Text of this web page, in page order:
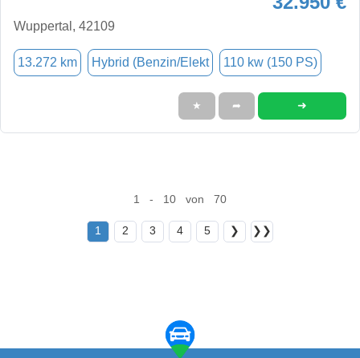
Wuppertal, 42109
13.272 km Hybrid (Benzin/Elekt 110 kw (150 PS)
★ ➦ ➜
1 - 10 von 70
1 2 3 4 5 ❯ ❯❯